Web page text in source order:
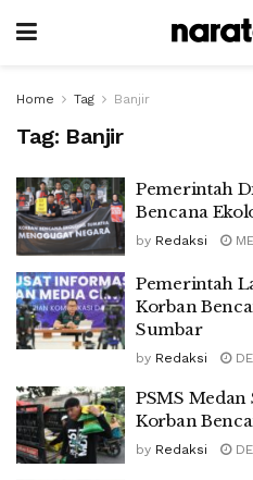
Home Tag Banjir
Tag: Banjir
Pemerintah
Bencana
by Redaksi
Pemerintah
Korban
Sumbar
by Redaksi
PSMS
Korban
by Redaksi